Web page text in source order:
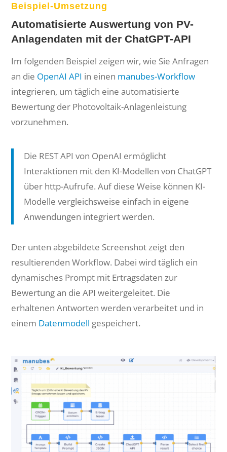
Beispiel-Umsetzung
Automatisierte Auswertung von PV-
Anlagendaten mit der ChatGPT-API
Im folgenden Beispiel zeigen wir, wie Sie Anfragen
an die OpenAI API in einen manubes-Workflow
integrieren, um täglich eine automatisierte
Bewertung der Photovoltaik-Anlagenleistung
vorzunehmen.
Die REST API von OpenAI ermöglicht
Interaktionen mit den KI-Modellen von ChatGPT
über http-Aufrufe. Auf diese Weise können KI-
Modelle vergleichsweise einfach in eigene
Anwendungen integriert werden.
Der unten abgebildete Screenshot zeigt den
resultierenden Workflow. Dabei wird täglich ein
dynamisches Prompt mit Ertragsdaten zur
Bewertung an die API weitergeleitet. Die
erhaltenen Antworten werden verarbeitet und in
einem Datenmodell gespeichert.